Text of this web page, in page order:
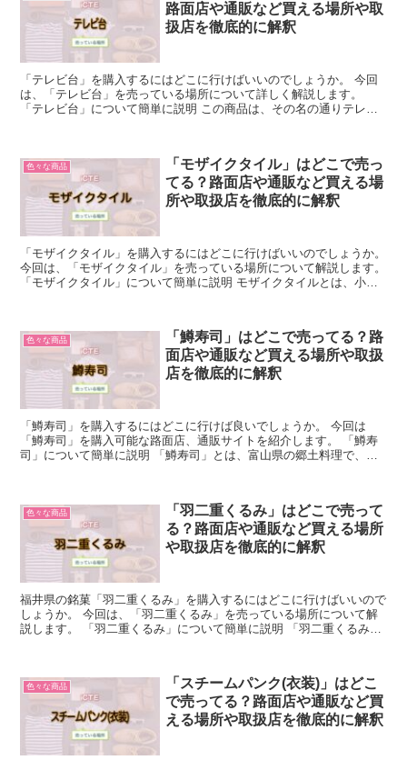
路面店や通販など買える場所や取
扱店を徹底的に解釈
「テレビ台」を購入するにはどこに行けばいいのでしょうか。 今回
は、「テレビ台」を売っている場所について詳しく解説します。
「テレビ台」について簡単に説明 この商品は、その名の通りテレビ
色々な商品
「モザイクタイル」はどこで売っ
てる？路面店や通販など買える場
所や取扱店を徹底的に解釈
「モザイクタイル」を購入するにはどこに行けばいいのでしょうか。
今回は、「モザイクタイル」を売っている場所について解説します。
「モザイクタイル」について簡単に説明 モザイクタイルとは、小さ
色々な商品
「鱒寿司」はどこで売ってる？路
面店や通販など買える場所や取扱
店を徹底的に解釈
「鱒寿司」を購入するにはどこに行けば良いでしょうか。 今回は
「鱒寿司」を購入可能な路面店、通販サイトを紹介します。 「鱒寿
司」について簡単に説明 「鱒寿司」とは、富山県の郷土料理で、桜
色々な商品
「羽二重くるみ」はどこで売って
る？路面店や通販など買える場所
や取扱店を徹底的に解釈
福井県の銘菓「羽二重くるみ」を購入するにはどこに行けばいいので
しょうか。 今回は、「羽二重くるみ」を売っている場所について解
説します。 「羽二重くるみ」について簡単に説明 「羽二重くるみ」
色々な商品
「スチームパンク(衣装)」はどこ
で売ってる？路面店や通販など買
える場所や取扱店を徹底的に解釈